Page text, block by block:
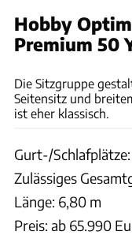
Hobby
Premium 50
Die Sitzgruppe
Seitensitz und
ist eher klassisch.
Gurt-/
Zulässiges
Länge: 6,80 m
Preis: ab 65.990